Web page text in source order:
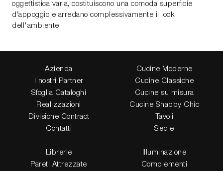
oggettistica varia, costituiscono una comoda superficie
d’appoggio e arredano complessivamente il look
dell'ambiente.
Azienda
I nostri Partner
Sfoglia Cataloghi
Realizzazioni
Divisione Contract
Contatti
Cucine Moderne
Cucine Classiche
Cucine su misura
Cucine Shabby Chic
Tavoli
Sedie
Librerie
Pareti Attrezzate
Illuminazione
Complementi